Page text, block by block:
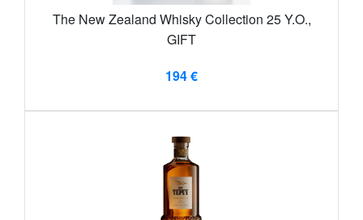
The New Zealand Whisky Collection 25 Y.O.,
GIFT
194 €